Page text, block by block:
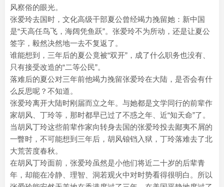
风察俗的眼光。
张爱玲去国时，文化高级干部夏公曾经竭力挽留她：新中国
是“天高任鸟飞，海阔凭鱼跃”。张爱玲不为所动，还是让夏公
签字，毅然决然地一去不复返了。
谁能想到，三年后的夏公竟被“双开”，成了什么职务也没有、
只有接受改造的“二等公民”。
落难后的夏公对三年前他竭力挽留张爱玲在大陆，是否会有什
么反思呢？不知道。
张爱玲离开大陆时刚届而立之年。与她都是文学同行的前辈作
家胡风、丁玲等，那时都早已过了不惑之年、近“知天命”了。
当胡风丁玲这些前辈作家向转身去国的张爱玲投去鄙夷不屑的
一瞥时，不可能想到三年后，胡风锒铛入狱，丁玲落难去了北
大荒苦度春秋。
在胡风丁玲面前，张爱玲虽然是小他们将近二十岁的后辈青
年，却能在冷静、理智、洞若观火中对时势看得很明白。所以